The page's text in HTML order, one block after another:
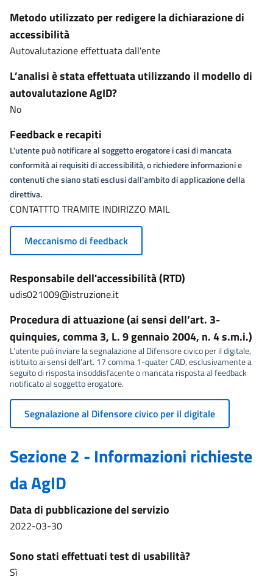
Metodo utilizzato per redigere la dichiarazione di
accessibilità
Autovalutazione effettuata dall'ente
L’analisi è stata effettuata utilizzando il modello di
autovalutazione AgID?
No
Feedback e recapiti
L'utente può notificare al soggetto erogatore i casi di mancata
conformità ai requisiti di accessibilità, o richiedere informazioni e
contenuti che siano stati esclusi dall'ambito di applicazione della
direttiva.
CONTATTTO TRAMITE INDIRIZZO MAIL
Meccanismo di feedback
Responsabile dell'accessibilità (RTD)
udis021009@istruzione.it
Procedura di attuazione (ai sensi dell’art. 3-
quinquies, comma 3, L. 9 gennaio 2004, n. 4 s.m.i.)
L’utente può inviare la segnalazione al Difensore civico per il digitale,
istituito ai sensi dell’art. 17 comma 1-quater CAD, esclusivamente a
seguito di risposta insoddisfacente o mancata risposta al feedback
notificato al soggetto erogatore.
Segnalazione al Difensore civico per il digitale
Sezione 2 - Informazioni richieste
da AgID
Data di pubblicazione del servizio
2022-03-30
Sono stati effettuati test di usabilità?
Sì